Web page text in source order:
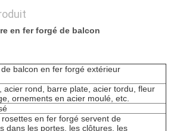
en fer forgé de balcon
balcon en fer forgé extérieur
acier rond, barre plate, acier tordu, fleur
ornements en acier moulé, etc.
rosettes en fer forgé servent de
dans les portes, les clôtures, les